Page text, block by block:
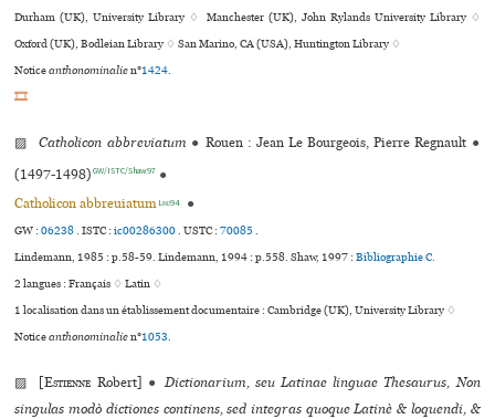
Durham (UK), University Library ♢ Manchester (UK), John Rylands University Library ♢
Oxford (UK), Bodleian Library ♢ San Marino, CA (USA), Huntington Library ♢
Noticeanthonominalien°1424.
🎞
▨Catholicon abbrevia­tum ● Rouen : Jean Le Bourgeois, Pierre Regnault ●
(1497-1498) GW/ISTC/Shaw97 ●
Catholicon abbreuia­tum Lind94 ●
GW :06238.ISTC :ic00286300.USTC :70085.
Lindemann, 1985 : p.58-59. Lindemann, 1994 : p.558. Shaw, 1997 :Bibliographie C.
2 langues :Français ♢Latin ♢
1 localisation dans un établissement documentaire : Cambridge (UK), University Library ♢
Noticeanthonominalien°1053.
▨ [Estienne Robert] ● Dictionarium, seu Latinae linguae Thesaurus, Non
singulas modò dictiones continens, sed integras quoque Latinè & loquendi, &